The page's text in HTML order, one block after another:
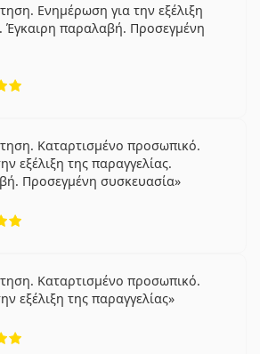
Ενημέρωση για την εξέλιξη
Έγκαιρη παραλαβή. Προσεγμένη
Καταρτισμένο προσωπικό.
εξέλιξη της παραγγελίας.
Προσεγμένη συσκευασία
Καταρτισμένο προσωπικό.
εξέλιξη της παραγγελίας